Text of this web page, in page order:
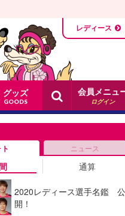
グッズ
GOODS
レディース
会員メニュ
ログイン
ニュース
通算
2020レディース選手名鑑 公
開！